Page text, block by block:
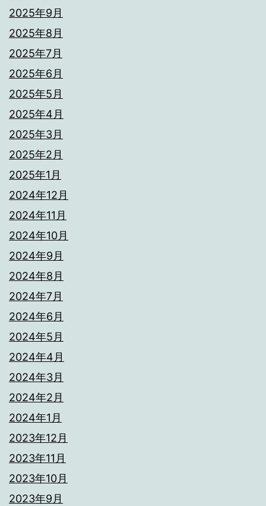
2025年9月
2025年8月
2025年7月
2025年6月
2025年5月
2025年4月
2025年3月
2025年2月
2025年1月
2024年12月
2024年11月
2024年10月
2024年9月
2024年8月
2024年7月
2024年6月
2024年5月
2024年4月
2024年3月
2024年2月
2024年1月
2023年12月
2023年11月
2023年10月
2023年9月